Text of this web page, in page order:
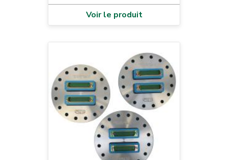
Voir le produit